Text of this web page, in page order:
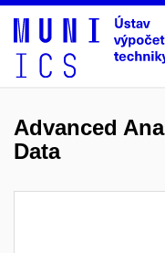
Advanced
Data